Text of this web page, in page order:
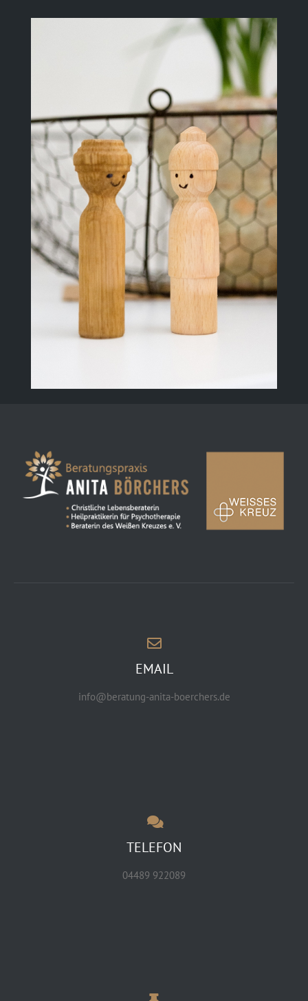
EMAIL
info@beratung-anita-boerchers.de
TELEFON
04489 922089